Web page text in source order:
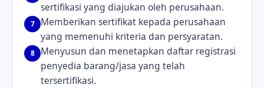
sertifikasi yang diajukan oleh perusahaan.
7
Memberikan sertifikat kepada perusahaan
yang memenuhi kriteria dan persyaratan.
8
Menyusun dan menetapkan daftar registrasi
penyedia barang/jasa yang telah
tersertifikasi.